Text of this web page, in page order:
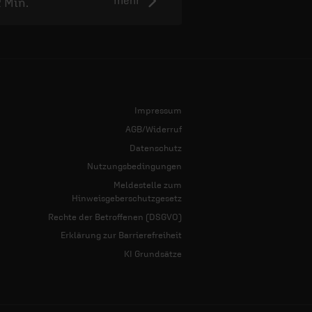
Impressum
AGB/Widerruf
Datenschutz
Nutzungsbedingungen
Meldestelle zum
Hinweisgeberschutzgesetz
Rechte der Betroffenen (DSGVO)
Erklärung zur Barrierefreiheit
KI Grundsätze